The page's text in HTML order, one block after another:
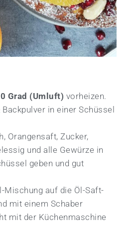
Grad (Umluft) vorheizen.
in einer Schüssel
Orangensaft, Zucker,
und alle Gewürze in
geben und gut
Mischung auf die Öl-Saft-
mit einem Schaber
mit der Küchenmaschine